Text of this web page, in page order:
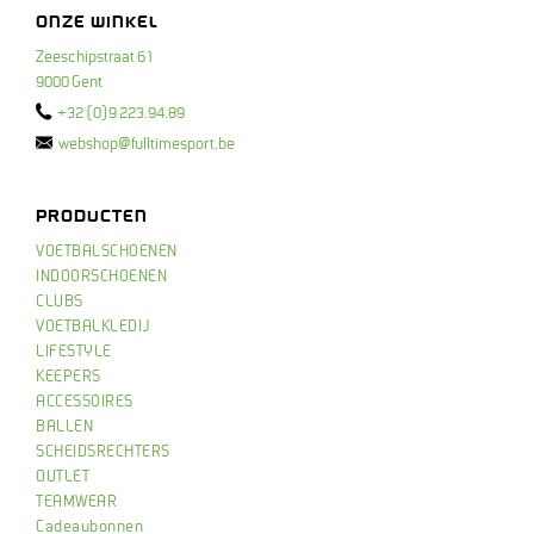
ONZE WINKEL
Zeeschipstraat 61
9000 Gent
+32 (0)9 223.94.89
webshop@fulltimesport.be
PRODUCTEN
VOETBALSCHOENEN
INDOORSCHOENEN
CLUBS
VOETBALKLEDIJ
LIFESTYLE
KEEPERS
ACCESSOIRES
BALLEN
SCHEIDSRECHTERS
OUTLET
TEAMWEAR
Cadeaubonnen